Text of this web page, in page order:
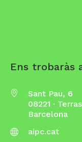
Ens trobaràs
Sant Pau, 6
08221 ·
Barcelona
aipc.cat